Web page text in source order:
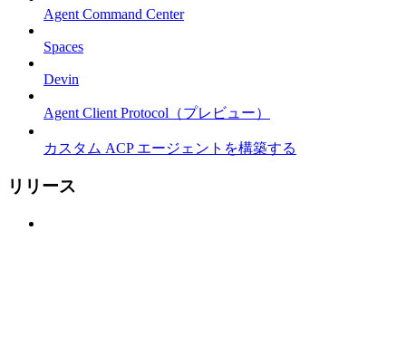
Agent Command Center
Spaces
Devin
Agent Client Protocol（プレビュー）
カスタム ACP エージェントを構築する
リリース